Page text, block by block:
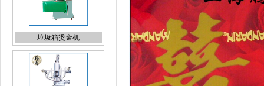
U形热转印机